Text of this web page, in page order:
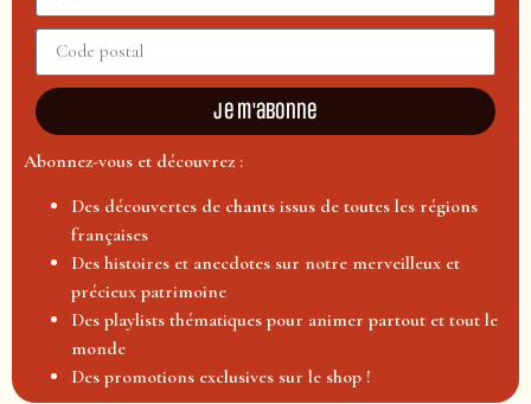
Je m'abonne
Abonnez-vous et découvrez :
Des découvertes de chants issus de toutes les régions
françaises
Des histoires et anecdotes sur notre merveilleux et
précieux patrimoine
Des playlists thématiques pour animer partout et tout le
monde
Des promotions exclusives sur le shop !